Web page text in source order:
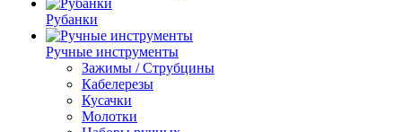
Рубанки
Ручные инструменты
Зажимы / Струбцины
Кабелерезы
Кусачки
Молотки